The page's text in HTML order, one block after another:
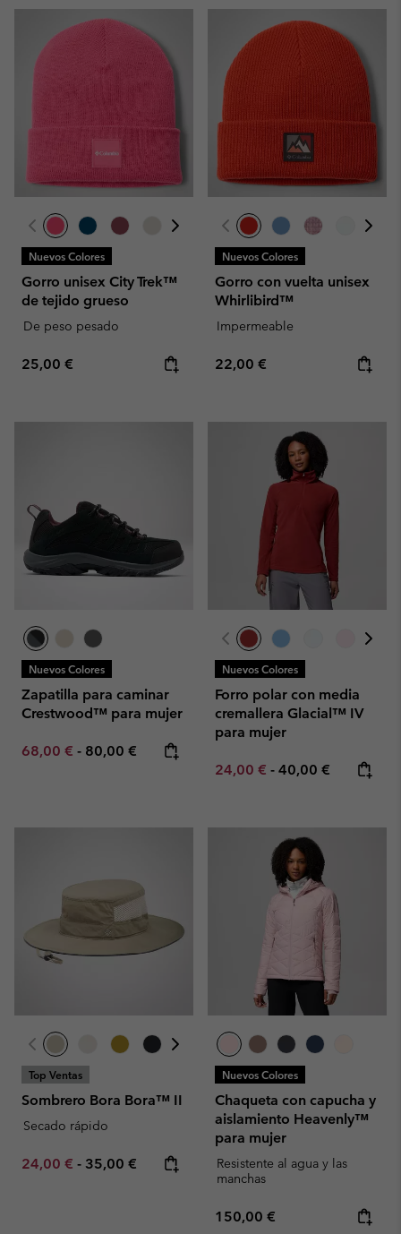
Nuevos Colores
Gorro unisex City Trek™
de tejido grueso
De peso pesado
Regular price:
25,00 €
Nuevos Colores
Gorro con vuelta unisex
Whirlibird™
Impermeable
Regular price:
22,00 €
Nuevos Colores
Zapatilla para caminar
Crestwood™ para mujer
Minimum sale price:
68,00 € - Maximum price:
80,00 €
Nuevos Colores
Forro polar con media
cremallera Glacial™ IV
para mujer
Minimum sale price:
24,00 € - Maximum price:
40,00 €
Top Ventas
Sombrero Bora Bora™ II
Secado rápido
Minimum sale price:
24,00 € - Maximum price:
35,00 €
Nuevos Colores
Chaqueta con capucha y
aislamiento Heavenly™
para mujer
Resistente al agua y las
manchas
Regular price:
150,00 €